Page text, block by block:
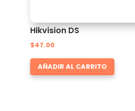
Hikvision DS
$
AÑADIR AL CARRITO